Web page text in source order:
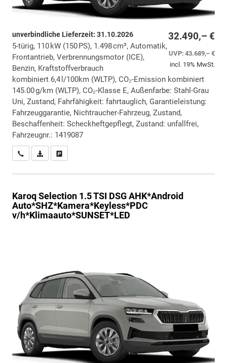
32.490,– €
UVP:43.689,– €
incl. 19% MwSt.
unverbindliche Lieferzeit: 31.10.2026
5-türig, 110 kW (150 PS), 1.498 cm³, Automatik,
Frontantrieb, Verbrennungsmotor (ICE),
Benzin, Kraftstoffverbrauch
kombiniert 6,4 l/100km (WLTP), CO₂-Emission kombiniert
145.00 g/km (WLTP), CO₂-Klasse E, Außenfarbe: Stahl-Grau
Uni, Zustand, Fahrfähigkeit: fahrtauglich, Garantieleistung:
Fahrzeuggarantie, Nichtraucher-Fahrzeug, Zustand,
Beschaffenheit: Scheckheftgepflegt, Zustand: unfallfrei,
Fahrzeugnr.: 1419087
Wir rufen Sie anPDF-Datei, Fahrzeugexposé drucken
KaroqSelection 1.5 TSI DSG AHK*Android
Auto*SHZ*Kamera*Keyless*PDC
v/h*Klimaauto*SUNSET*LED